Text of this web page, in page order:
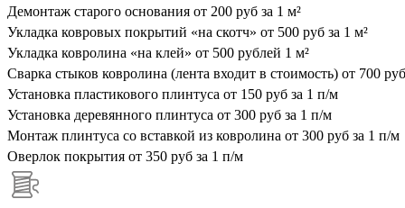
Демонтаж старого основания от 200 руб за 1 м²
Укладка ковровых покрытий «на скотч» от 500 руб за 1 м²
Укладка ковролина «на клей» от 500 рублей 1 м²
Сварка стыков ковролина (лента входит в стоимость) от 700
Установка пластикового плинтуса от 150 руб за 1 п/м
Установка деревянного плинтуса от 300 руб за 1 п/м
Монтаж плинтуса со вставкой из ковролина от 300 руб за 1 п/м
Оверлок покрытия от 350 руб за 1 п/м